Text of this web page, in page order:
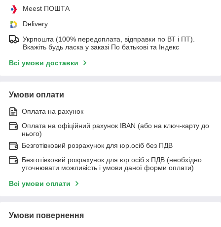
Meest ПОШТА
Delivery
Укрпошта (100% передоплата, відправки по ВТ і ПТ).
Вкажіть будь ласка у заказі По батькові та Індекс
Всі умови доставки
Умови оплати
Оплата на рахунок
Оплата на офіційний рахунок IBAN (або на ключ-карту до
нього)
Безготівковий розрахунок для юр.осіб без ПДВ
Безготівковий розрахунок для юр.осіб з ПДВ (необхідно
уточнювати можливість і умови даної форми оплати)
Всі умови оплати
Умови повернення